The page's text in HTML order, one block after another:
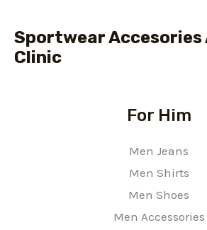
Sportwear Accesories
Clinic
For Him
Men Jeans
Men Shirts
Men Shoes
Men Accessories